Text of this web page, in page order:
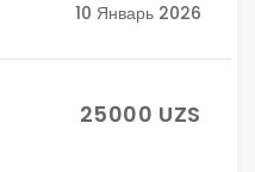
10 Январь 2026
25000 UZS